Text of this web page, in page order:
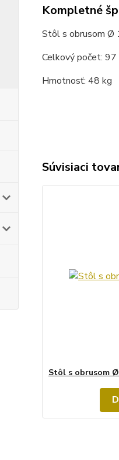
Kompletné
Stôl s obrusom Ø
Celkový počet: 97
Hmotnosť: 48 kg
Súvisiaci
Stôl s obrusom